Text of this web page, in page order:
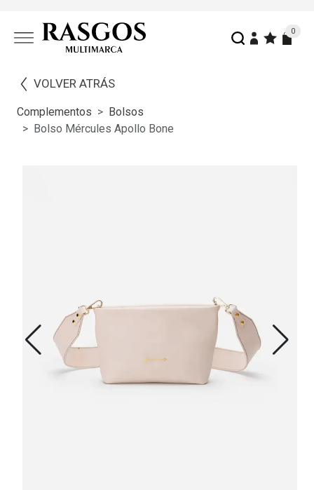
0
VOLVER ATRÁS
Complementos
Bolsos
Bolso Mércules Apollo Bone